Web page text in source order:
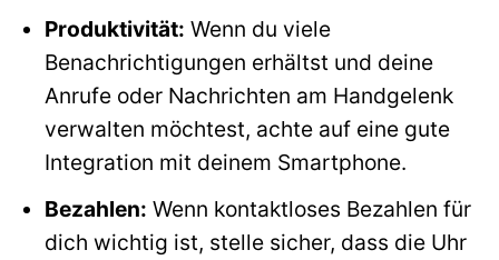
Produktivität: Wenn du viele
Benachrichtigungen erhältst und deine
Anrufe oder Nachrichten am Handgelenk
verwalten möchtest, achte auf eine gute
Integration mit deinem Smartphone.
Bezahlen: Wenn kontaktloses Bezahlen für
dich wichtig ist, stelle sicher, dass die Uhr